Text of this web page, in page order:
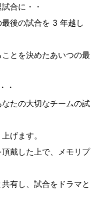
合に・・
後の試合を 3 年越し
とを決めたあいつの最
・
たの大切なチームの試
げます。
戴した上で、メモリプ
有し、試合をドラマと